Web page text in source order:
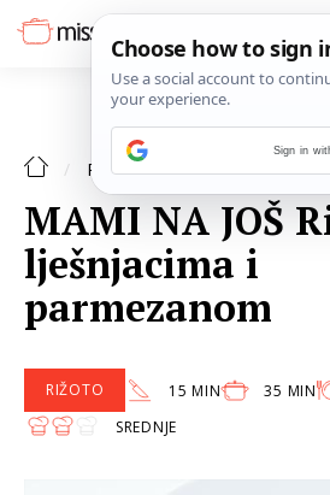
RECEPTI RIŽOTO
MAMI NA JOŠ
lješnjacima i
parmezanom
RIŽOTO 15 MIN 35 MIN
SREDNJE
Sign in